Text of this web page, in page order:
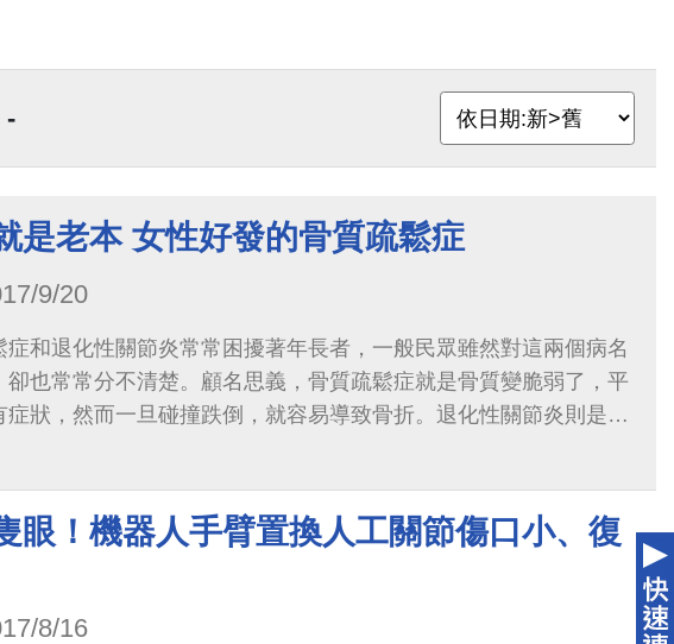
-
是老本 女性好發的骨質疏鬆症
9/20
症和退化性關節炎常常困擾著年長者，一般民眾雖然對這兩個病名
卻也常常分不清楚。顧名思義，骨質疏鬆症就是骨質變脆弱了，平
症狀，然而一旦碰撞跌倒，就容易導致骨折。退化性關節炎則是關
眼！機器人手臂置換人工關節傷口小、復
8/16